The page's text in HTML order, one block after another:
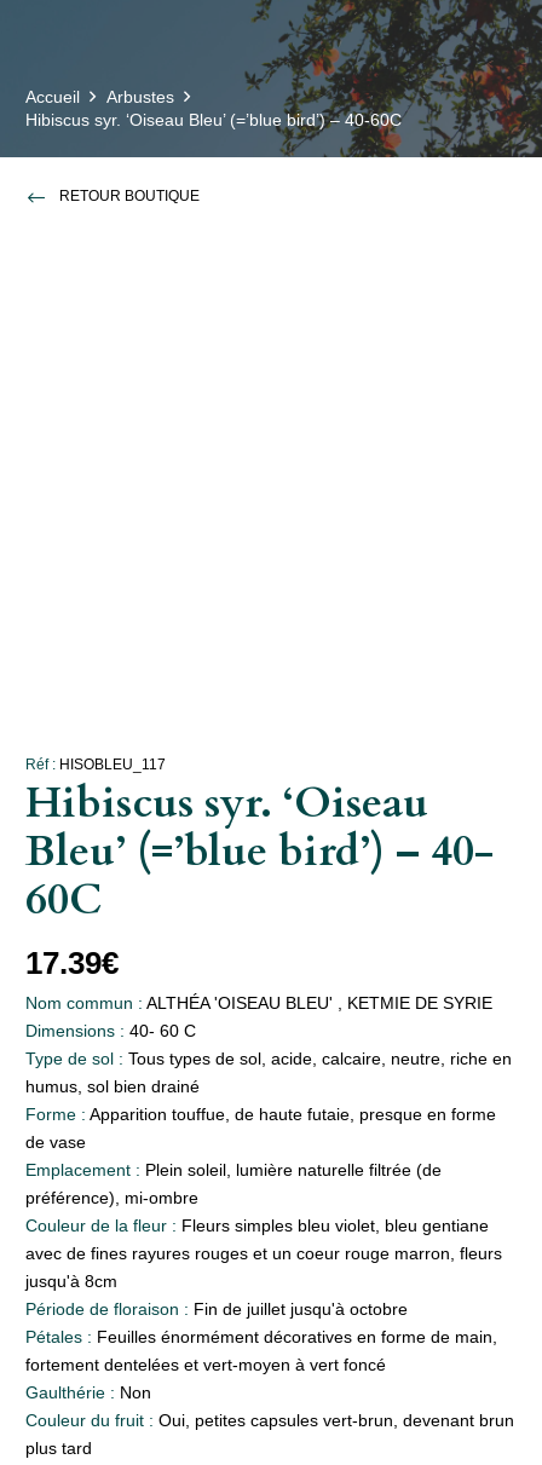
Accueil
Arbustes
Hibiscus syr. ‘Oiseau Bleu’ (=’blue bird’) – 40-60C
RETOUR BOUTIQUE
Réf : HISOBLEU_117
Hibiscus syr. ‘Oiseau
Bleu’ (=’blue bird’) – 40-
60C
17.39€
Nom commun : ALTHÉA 'OISEAU BLEU' , KETMIE DE SYRIE
Dimensions : 40- 60 C
Type de sol : Tous types de sol, acide, calcaire, neutre, riche en
humus, sol bien drainé
Forme : Apparition touffue, de haute futaie, presque en forme
de vase
Emplacement : Plein soleil, lumière naturelle filtrée (de
préférence), mi-ombre
Couleur de la fleur : Fleurs simples bleu violet, bleu gentiane
avec de fines rayures rouges et un coeur rouge marron, fleurs
jusqu'à 8cm
Période de floraison : Fin de juillet jusqu'à octobre
Pétales : Feuilles énormément décoratives en forme de main,
fortement dentelées et vert-moyen à vert foncé
Gaulthérie : Non
Couleur du fruit : Oui, petites capsules vert-brun, devenant brun
plus tard